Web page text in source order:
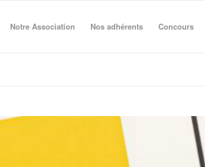
Notre Association Nos adhérents Concours